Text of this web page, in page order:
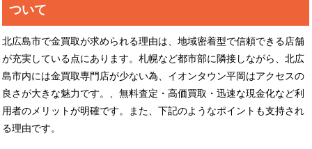
ついて
北広島市で金買取が求められる理由は、地域密着型で信頼できる店舗
が充実している点にあります。札幌など都市部に隣接しながら、北広
島市内には金買取専門店が少ない為、イオンタウン平岡はアクセスの
良さが大きな魅力です。、無料査定・高価買取・迅速な現金化など利
用者のメリットが明確です。また、下記のようなポイントも支持され
る理由です。